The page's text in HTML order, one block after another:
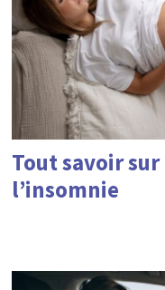
Tout savoir
l’insomnie